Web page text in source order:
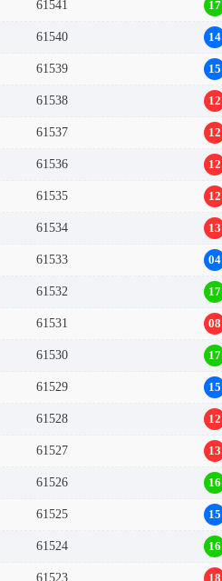
61541 17
61540 14
61539 15
61538 12
61537 12
61536 12
61535 12
61534 13
61533 04
61532 17
61531 08
61530 17
61529 15
61528 12
61527 13
61526 16
61525 15
61524 16
61523 18